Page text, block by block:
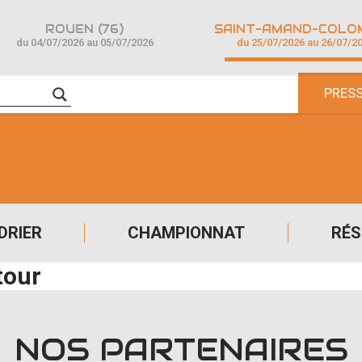
CHAMPIONNAT
ROUEN (76)
du 04/07/2026 au 05/07/2026 du 25/07/2026 au 26/07/
NOS PARTENAIRES